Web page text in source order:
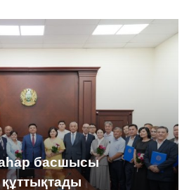
басшысы